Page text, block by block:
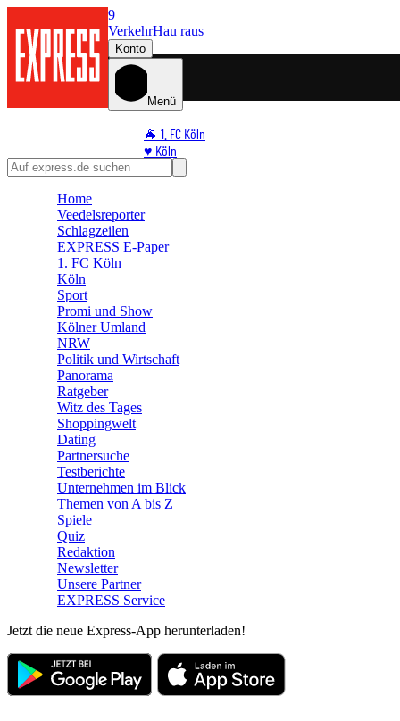
9
VerkehrHau raus
Konto
Menü
🐐 1. FC Köln
♥️ Köln
🛒 Shoppingwelt
Home
Veedelsreporter
Schlagzeilen
EXPRESS E-Paper
1. FC Köln
Köln
Sport
Promi und Show
Kölner Umland
NRW
Politik und Wirtschaft
Panorama
Ratgeber
Witz des Tages
Shoppingwelt
Dating
Partnersuche
Testberichte
Unternehmen im Blick
Themen von A bis Z
Spiele
Quiz
Redaktion
Newsletter
Unsere Partner
EXPRESS Service
Jetzt die neue Express-App herunterladen!